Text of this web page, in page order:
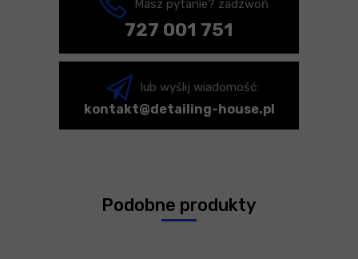
Masz pytanie? zadzwoń
727 001 751
lub wyślij wiadomość:
kontakt@detailing-house.pl
Podobne produkty